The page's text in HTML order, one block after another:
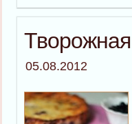
05.08.2012